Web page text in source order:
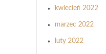
kwiecień 2022
marzec 2022
luty 2022